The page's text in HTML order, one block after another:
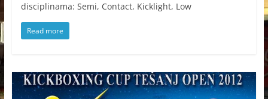
disciplinama: Semi, Contact, Kicklight, Low
Read more